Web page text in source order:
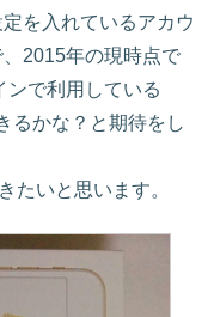
を入れているアカウ
2015年の現時点で
ンで利用している
るかな？と期待をし
たいと思います。